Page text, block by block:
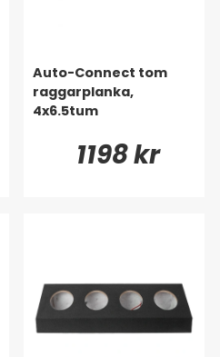
Auto-Connect tom
raggarplanka,
4x6.5tum
1198 kr